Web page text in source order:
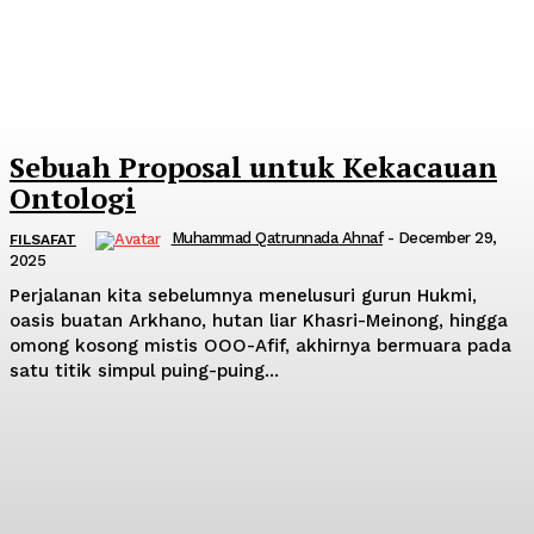
Sebuah Proposal untuk Kekacauan
Ontologi
FILSAFAT Muhammad Qatrunnada Ahnaf - December 29,
2025
Perjalanan kita sebelumnya menelusuri gurun Hukmi,
oasis buatan Arkhano, hutan liar Khasri-Meinong, hingga
omong kosong mistis OOO-Afif, akhirnya bermuara pada
satu titik simpul puing-puing...